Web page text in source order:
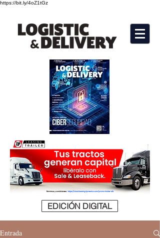
https://bit.ly/4oZ1tGz
EDICIÓN DIGITAL
Entrada